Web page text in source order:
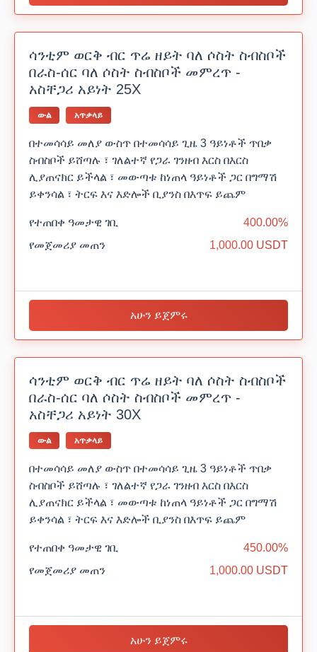
ሳንቲም ወርቅ ብር ጥሬ ዘይት ባለ ሶስት ስብስቦች
በራስ-ሰር ባለ ሶስት ስብስቦች መምረጥ -
አስቸጋሪ አይነት 25X
ውል አጥቃላይ
በተመሳሳይ መለያ ውስጥ በተመሳሳይ ጊዜ 3 ዓይነቶች ጥበቃ
ስብስቦች ይሸጣሉ ፣ ገለልተኛ የጋራ ገንዘብ እርስ በእርስ
ሊያጠናክር ይችላል ፣ መውጣቱ ከነጠላ ዓይነቶች ጋር በግማሽ
ይቀንሳል ፣ ትርፍ እና እድሎች ቢያንስ በእጥፍ ይጨም
የተጠበቀ ዓመታዊ ገቢ
400.00%
የመጀመሪያ መጠን
1,000.00 USDT
አሁን ይጀምሩ
ሳንቲም ወርቅ ብር ጥሬ ዘይት ባለ ሶስት ስብስቦች
በራስ-ሰር ባለ ሶስት ስብስቦች መምረጥ -
አስቸጋሪ አይነት 30X
ውል አጥቃላይ
በተመሳሳይ መለያ ውስጥ በተመሳሳይ ጊዜ 3 ዓይነቶች ጥበቃ
ስብስቦች ይሸጣሉ ፣ ገለልተኛ የጋራ ገንዘብ እርስ በእርስ
ሊያጠናክር ይችላል ፣ መውጣቱ ከነጠላ ዓይነቶች ጋር በግማሽ
ይቀንሳል ፣ ትርፍ እና እድሎች ቢያንስ በእጥፍ ይጨም
የተጠበቀ ዓመታዊ ገቢ
450.00%
የመጀመሪያ መጠን
1,000.00 USDT
አሁን ይጀምሩ